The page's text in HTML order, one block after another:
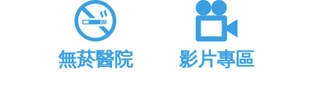
無菸醫院 影片專區